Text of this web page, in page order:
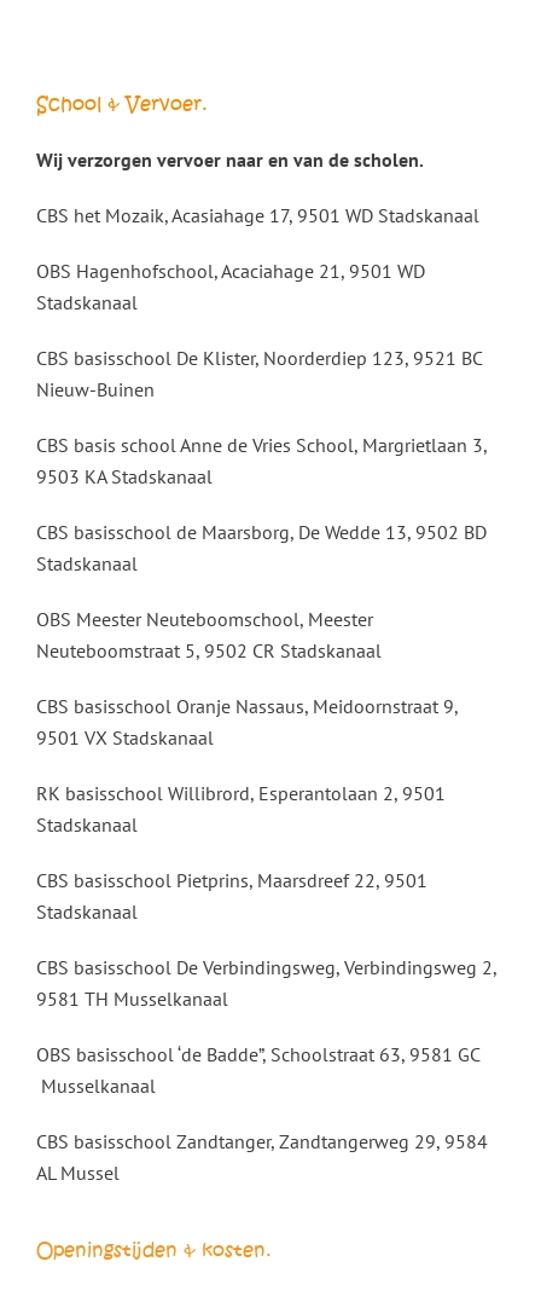
School & Vervoer.
Wij verzorgen vervoer naar en van de scholen.
CBS het Mozaik, Acasiahage 17, 9501 WD Stadskanaal
OBS Hagenhofschool, Acaciahage 21, 9501 WD
Stadskanaal
CBS basisschool De Klister, Noorderdiep 123, 9521 BC
Nieuw-Buinen
CBS basis school Anne de Vries School, Margrietlaan 3,
9503 KA Stadskanaal
CBS basisschool de Maarsborg, De Wedde 13, 9502 BD
Stadskanaal
OBS Meester Neuteboomschool, Meester
Neuteboomstraat 5, 9502 CR Stadskanaal
CBS basisschool Oranje Nassaus, Meidoornstraat 9,
9501 VX Stadskanaal
RK basisschool Willibrord, Esperantolaan 2, 9501
Stadskanaal
CBS basisschool Pietprins, Maarsdreef 22, 9501
Stadskanaal
CBS basisschool De Verbindingsweg, Verbindingsweg 2,
9581 TH Musselkanaal
OBS basisschool ‘de Badde”, Schoolstraat 63, 9581 GC
Musselkanaal
CBS basisschool Zandtanger, Zandtangerweg 29, 9584
AL Mussel
Openingstijden & kosten.